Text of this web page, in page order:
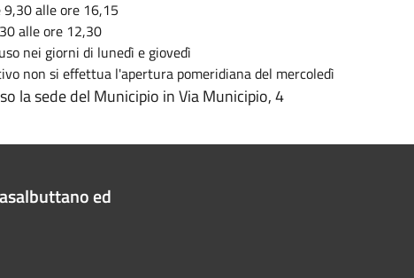
9,30 alle ore 16,15
alle ore 12,30
nei giorni di lunedì e giovedì
non si effettua l'apertura pomeridiana del mercoledì
la sede del Municipio in Via Municipio, 4
ed